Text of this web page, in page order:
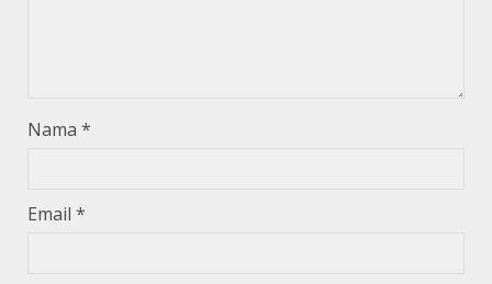
Nama *
Email *